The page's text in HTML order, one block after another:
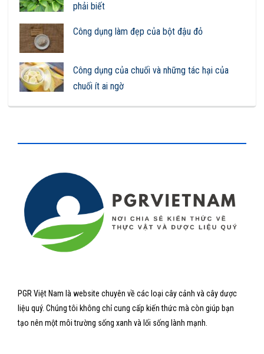
phải biết
Công dụng làm đẹp của bột đậu đỏ
Công dụng của chuối và những tác hại của
chuối ít ai ngờ
PGR Việt Nam là website chuyên về các loại cây cảnh và cây dược
liệu quý. Chúng tôi không chỉ cung cấp kiến thức mà còn giúp bạn
tạo nên một môi trường sống xanh và lối sống lành mạnh.